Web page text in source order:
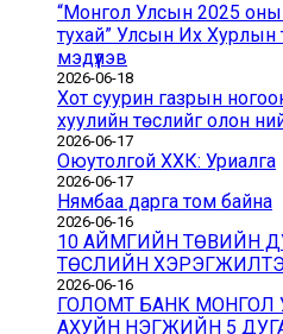
“Монгол Улсын 2025 оны
тухай” Улсын Их Хурлын
мэдүүлэв
2026-06-18
Хот суурин газрын
хуулийн төслийг олон
2026-06-17
Оюутолгой ХХК: Уриалга
2026-06-17
Нямбаа дарга том байна
2026-06-16
10 АЙМГИЙН ТӨВИЙН
ТӨСЛИЙН
2026-06-16
ГОЛОМТ БАНК МОНГОЛ
АХУЙН НЭГЖИЙН 5